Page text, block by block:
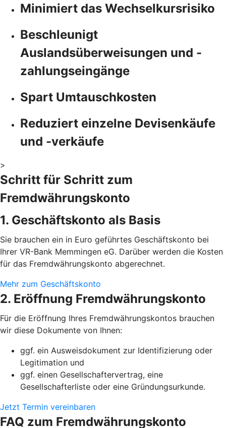
Minimiert das Wechselkursrisiko
Beschleunigt
Auslandsüberweisungen und -
zahlungseingänge
Spart Umtauschkosten
Reduziert einzelne Devisenkäufe
und -verkäufe
>
Schritt für Schritt zum
Fremdwährungskonto
1. Geschäftskonto als Basis
Sie brauchen ein in Euro geführtes Geschäftskonto bei
Ihrer VR-Bank Memmingen eG. Darüber werden die Kosten
für das Fremdwährungskonto abgerechnet.
Mehr zum Geschäftskonto
2. Eröffnung Fremdwährungskonto
Für die Eröffnung Ihres Fremdwährungskontos brauchen
wir diese Dokumente von Ihnen:
ggf. ein Ausweisdokument zur Identifizierung oder
Legitimation und
ggf. einen Gesellschaftervertrag, eine
Gesellschafterliste oder eine Gründungsurkunde.
Jetzt Termin vereinbaren
FAQ zum Fremdwährungskonto